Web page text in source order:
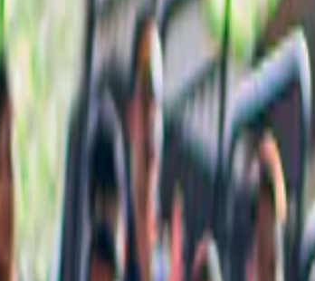
mag missen, met zorg voor jou samengesteld.